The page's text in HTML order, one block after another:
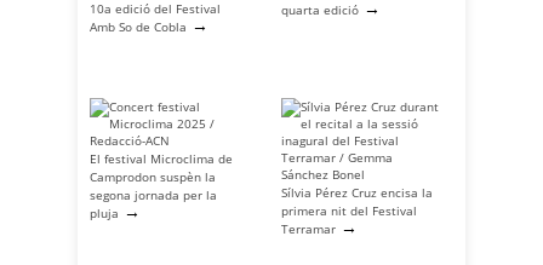
10a edició del Festival
Amb So de Cobla →
quarta edició →
El festival Microclima de
Camprodon suspèn la
segona jornada per la
pluja →
Sílvia Pérez Cruz encisa la
primera nit del Festival
Terramar →